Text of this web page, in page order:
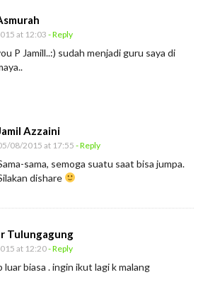
at 12:03 - Reply
P Jamill..:) sudah menjadi guru saya di
Azzaini
08/2015 at 17:55 - Reply
sama, semoga suatu saat bisa jumpa.
dishare
Tulungagung
at 12:20- Reply
luar biasa . ingin ikut lagi k malang